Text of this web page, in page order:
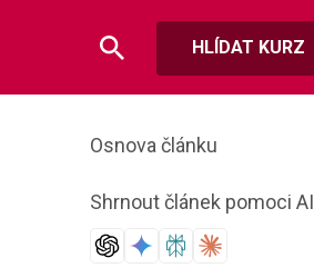
HLÍDAT KURZ
Osnova článku
Shrnout článek pomoci AI